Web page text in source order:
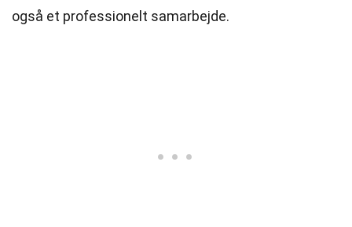
også et professionelt samarbejde.